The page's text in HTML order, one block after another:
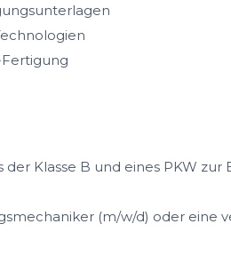
Klasse B und eines PKW
(m/w/d) oder eine